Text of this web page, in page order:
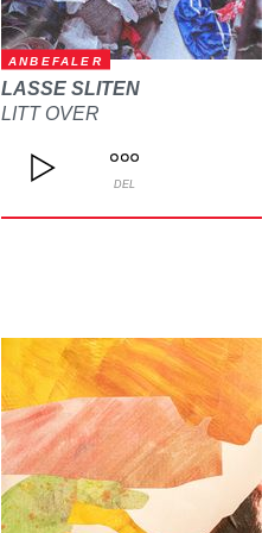
ANBEFALER
LASSE SLITEN
LITT OVER
DEL